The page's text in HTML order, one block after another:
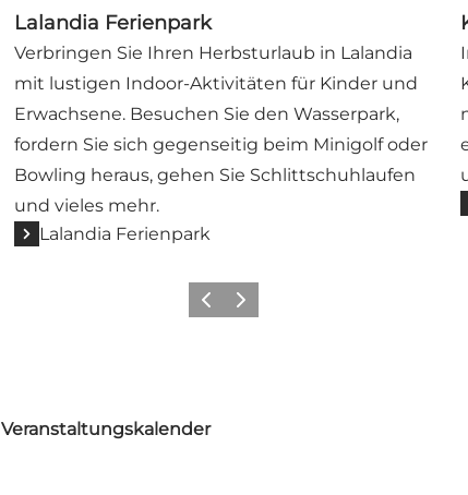
Lalandia Ferienpark
Verbringen Sie Ihren Herbsturlaub in Lalandia
mit lustigen Indoor-Aktivitäten für Kinder und
Erwachsene. Besuchen Sie den Wasserpark,
fordern Sie sich gegenseitig beim Minigolf oder
Bowling heraus, gehen Sie Schlittschuhlaufen
und vieles mehr.
Lalandia Ferienpark
ZurückWeiter
Veranstaltungskalender